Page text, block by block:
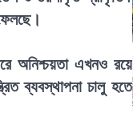
অনিশ্চয়তা এখনও রয়ে
ব্যবস্থাপনা চালু হতে